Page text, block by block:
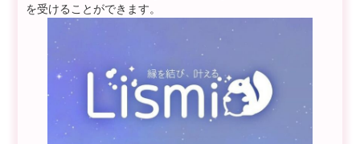
を受けることができます。